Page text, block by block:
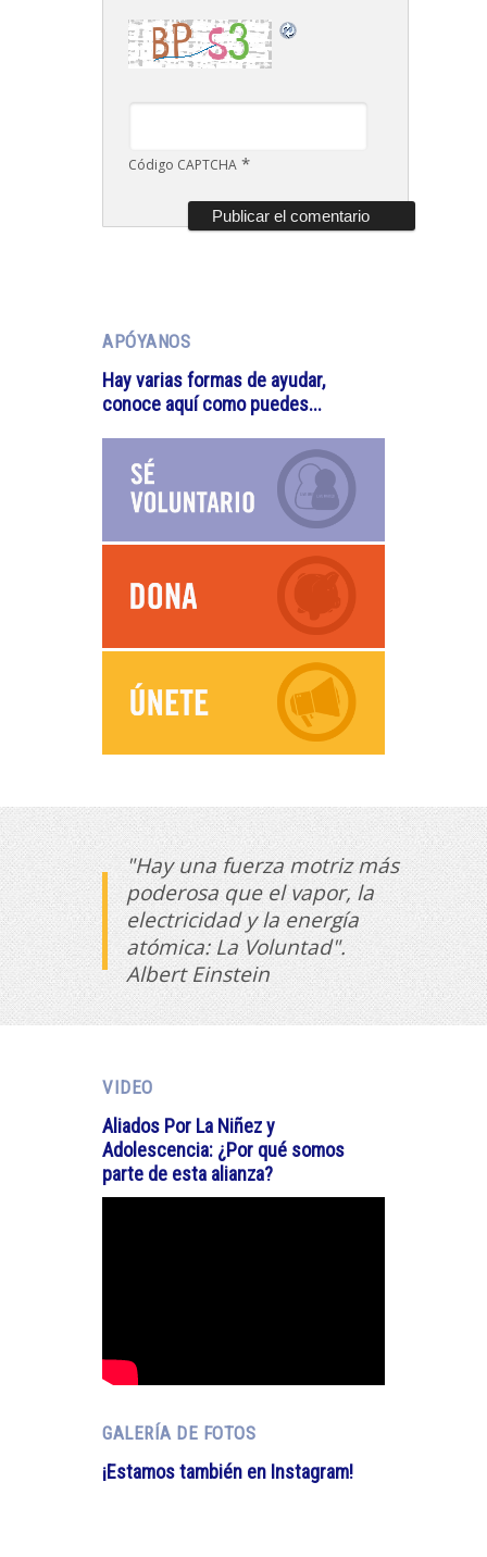
Código CAPTCHA*
APÓYANOS
Hay varias formas de ayudar,
conoce aquí como puedes...
"Hay una fuerza motriz más
poderosa que el vapor, la
electricidad y la energía
atómica: La Voluntad".
Albert Einstein
VIDEO
Aliados Por La Niñez y
Adolescencia: ¿Por qué somos
parte de esta alianza?
GALERÍA DE FOTOS
¡Estamos también en Instagram!